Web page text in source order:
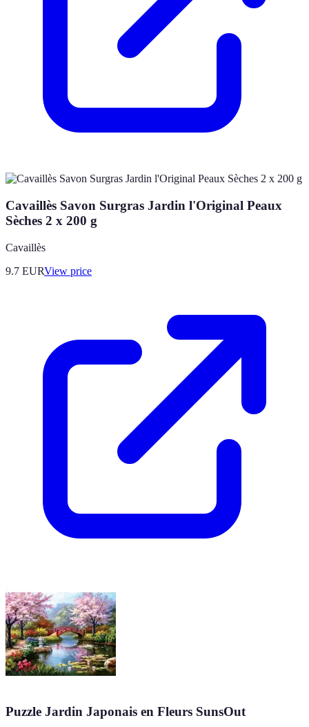
Cavaillès Savon Surgras Jardin l'Original Peaux
Sèches 2 x 200 g
Cavaillès
9.7 EURView price
Puzzle Jardin Japonais en Fleurs SunsOut